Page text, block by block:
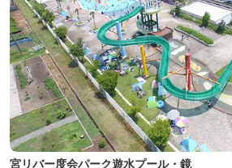
宮リバー度会パーク遊水プール・鏡